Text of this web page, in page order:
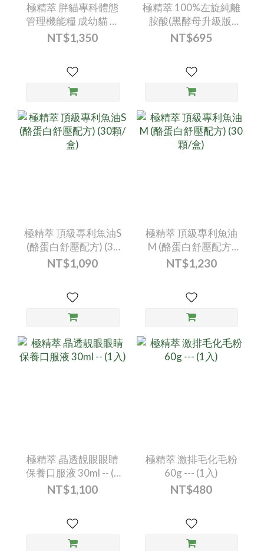
極精萃 胖貓專科體態
管理機能糧 成幼貓 海
陸總匯（1.8kg/包）--
-1入
NT$1,350
極精萃 100%左旋純離
胺酸(黑酵母升級版)
(60顆/盒)
NT$695
極精萃 頂級專利魚油S
(酪蛋白舒壓配方) (30
顆/盒)
NT$1,090
極精萃 頂級專利魚油
M (酪蛋白舒壓配方)
(30顆/盒)
NT$1,230
極精萃 晶透靚眼眼睛
保養口服液 30ml -- (1
入)
NT$1,100
極精萃 激排毛化毛粉
60g --- (1入)
NT$480